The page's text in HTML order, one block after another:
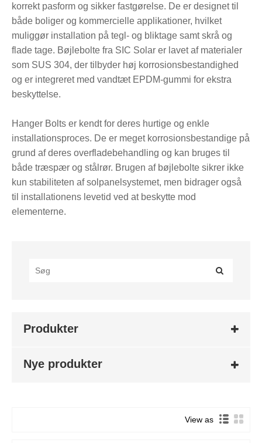
korrekt pasform og sikker fastgørelse. De er designet til
både boliger og kommercielle applikationer, hvilket
muliggør installation på tegl- og bliktage samt skrå og
flade tage. Bøjlebolte fra SIC Solar er lavet af materialer
som SUS 304, der tilbyder høj korrosionsbestandighed
og er integreret med vandtæt EPDM-gummi for ekstra
beskyttelse.
Hanger Bolts er kendt for deres hurtige og enkle
installationsproces. De er meget korrosionsbestandige på
grund af deres overfladebehandling og kan bruges til
både træspær og stålrør. Brugen af ​​bøjlebolte sikrer ikke
kun stabiliteten af ​​solpanelsystemet, men bidrager også
til installationens levetid ved at beskytte mod
elementerne.
Produkter
Nye produkter
View as